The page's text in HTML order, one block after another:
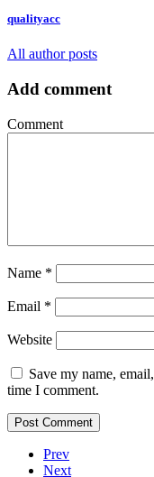
qualityacc
All author posts
Add comment
Comment
Name *
Email *
Website
Save my name,
time I comment.
Prev
Next